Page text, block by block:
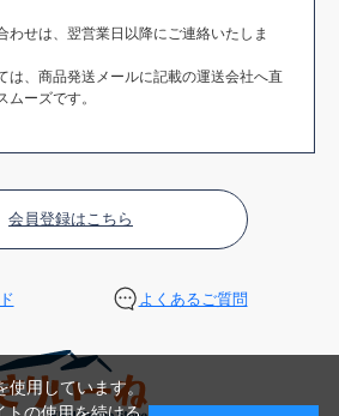
せは、翌営業日以降にご連絡いたしま
は、商品発送メールに記載の運送会社へ直
ーズです。
会員登録はこちら
よくあるご質問
使用しています。